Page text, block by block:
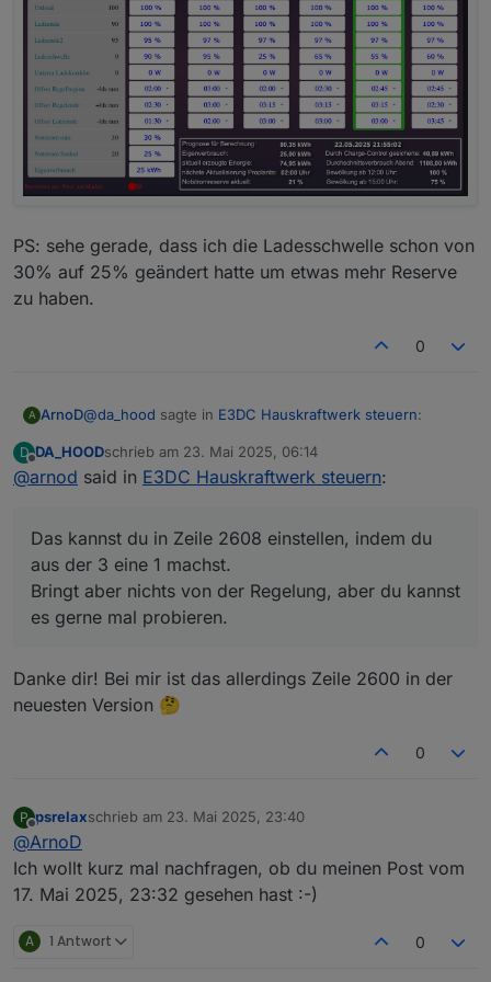
PS: sehe gerade, dass ich die Ladesschwelle schon von
30% auf 25% geändert hatte um etwas mehr Reserve
zu haben.
0
A ArnoD@da_hood sagte in E3DC Hauskraftwerk steuern:
Könntest du denn vielleicht eine "User
einstellen kann?
der 3 eine 1 machst.
Bringt aber nichts von der Regelung, aber du kannst es
gerne mal probieren.
D
Offline
DA_HOODschrieb am 23. Mai 2025, 06:14
zuletzt editiert von
@arnod said in E3DC Hauskraftwerk steuern:
Das kannst du in Zeile 2608 einstellen, indem du
aus der 3 eine 1 machst.
Bringt aber nichts von der Regelung, aber du kannst
es gerne mal probieren.
Danke dir! Bei mir ist das allerdings Zeile 2600 in der
neuesten Version 🤔
0
P
Offline
psrelaxschrieb am 23. Mai 2025, 23:40
zuletzt editiert von
@ArnoD
Ich wollt kurz mal nachfragen, ob du meinen Post vom
17. Mai 2025, 23:32 gesehen hast :-)
A 1 Antwort 0